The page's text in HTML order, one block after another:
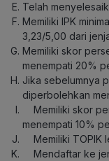
Telah
Memiliki IPK
3,23/5,00 dari
Memiliki skor
menempati 20%
Jika sebelumnya
diperbolehkan
Memiliki skor
menempati 10%
Memiliki TOPIK
Mendaftar ke